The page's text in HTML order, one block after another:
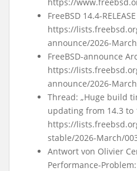
FreeBSD 14.4-
https://
announce/2026-
FreeBSD-announce
https://
announce/2026-
Thread: „Huge build
updating from 14.3 to
https://
stable/2026-March/
Antwort von Olivier
Performance-Problem: